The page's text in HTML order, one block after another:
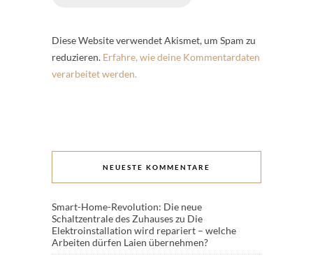
Diese Website verwendet Akismet, um Spam zu
reduzieren. Erfahre, wie deine Kommentardaten
verarbeitet werden.
NEUESTE KOMMENTARE
Smart-Home-Revolution: Die neue
Schaltzentrale des Zuhauseszu Die
Elektroinstallation wird repariert – welche
Arbeiten dürfen Laien übernehmen?